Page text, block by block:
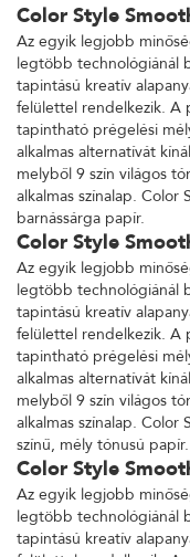
Color Style
Az egyik legjobb
legtöbb technológiánál
tapintású kreatív
felülettel rendelkezik. A
tapintható prégelési
alkalmas alternatívát
melyből 9 szín világos
alkalmas színalap. Color
barnássárga papír.
Color Style
Az egyik legjobb
legtöbb technológiánál
tapintású kreatív
felülettel rendelkezik. A
tapintható prégelési
alkalmas alternatívát
melyből 9 szín világos
alkalmas színalap.
színű, mély tónusú papír.
Color Style
Az egyik legjobb
legtöbb technológiánál
tapintású kreatív